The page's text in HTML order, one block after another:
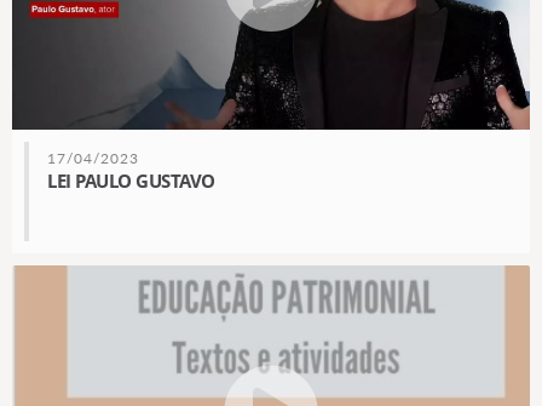
17/04/2023
LEI PAULO GUSTAVO